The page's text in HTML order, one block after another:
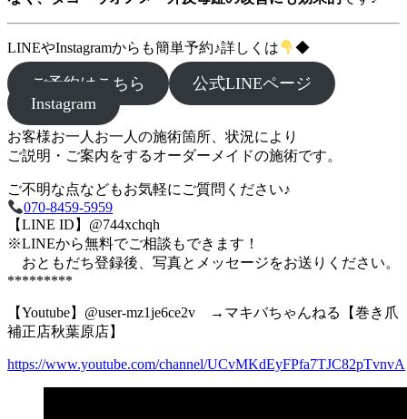
LINEやInstagramからも簡単予約♪詳しくは ◆
ご予約はこちら
公式LINEページ
Instagram
お客様お一人お一人の施術箇所、状況により
ご説明・ご案内をするオーダーメイドの施術です。
ご不明な点などもお気軽にご質問ください♪
070-8459-5959
【LINE ID】@744xchqh
※LINEから無料でご相談もできます！
おともだち登録後、写真とメッセージをお送りください。
*********
【Youtube】@user-mz1je6ce2v →マキバちゃんねる【巻き爪
補正店秋葉原店】
https://www.youtube.com/channel/UCvMKdEyFPfa7TJC82pTvnvA